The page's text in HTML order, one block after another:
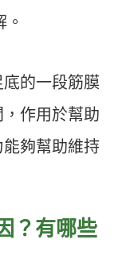
的一段筋膜
作用於幫助
夠幫助維持
？有哪些